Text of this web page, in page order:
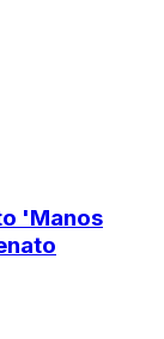
'Manos